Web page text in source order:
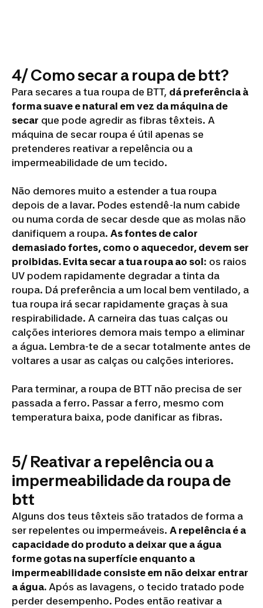
4/ Como secar a roupa de btt?
Para secares a tua roupa de BTT, dá preferência à
forma suave e natural em vez da máquina de
secar que pode agredir as fibras têxteis. A
máquina de secar roupa é útil apenas se
pretenderes reativar a repelência ou a
impermeabilidade de um tecido.
Não demores muito a estender a tua roupa
depois de a lavar. Podes estendê-la num cabide
ou numa corda de secar desde que as molas não
danifiquem a roupa. As fontes de calor
demasiado fortes, como o aquecedor, devem ser
proibidas. Evita secar a tua roupa ao sol: os raios
UV podem rapidamente degradar a tinta da
roupa. Dá preferência a um local bem ventilado, a
tua roupa irá secar rapidamente graças à sua
respirabilidade. A carneira das tuas calças ou
calções interiores demora mais tempo a eliminar
a água. Lembra-te de a secar totalmente antes de
voltares a usar as calças ou calções interiores.
Para terminar, a roupa de BTT não precisa de ser
passada a ferro. Passar a ferro, mesmo com
temperatura baixa, pode danificar as fibras.
5/ Reativar a repelência ou a
impermeabilidade da roupa de
btt
Alguns dos teus têxteis são tratados de forma a
ser repelentes ou impermeáveis. A repelência é a
capacidade do produto a deixar que a água
forme gotas na superfície enquanto a
impermeabilidade consiste em não deixar entrar
a água. Após as lavagens, o tecido tratado pode
perder desempenho. Podes então reativar a